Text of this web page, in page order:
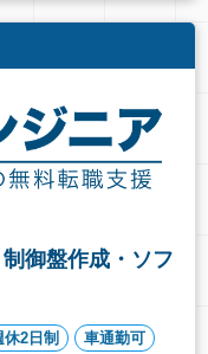
御盤作成・ソフ
休2日制 車通勤可